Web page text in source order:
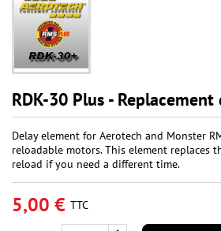
RDK-30 Plus -
Delay element for Aerotech and Monster
reloadable motors. This element replaces
reload if you need a different time.
5,00 € TTC